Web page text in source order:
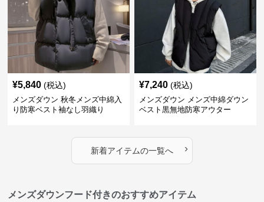
¥5,840 (税込)
メンズダウン 秋冬メンズ中綿入
り防寒ベスト袖なし羽織り
¥7,240 (税込)
メンズダウン メンズ中綿ダウン
ベスト黒無地防寒アウター
新着アイテムの一覧へ ›
メンズダウンフード付きのおすすめアイテム